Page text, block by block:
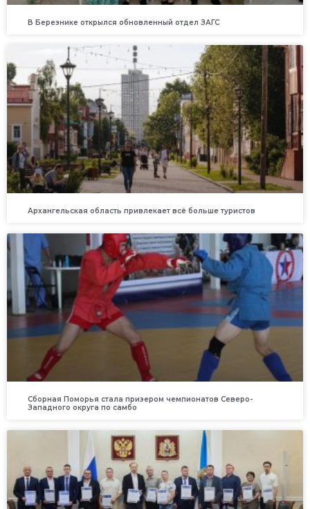
В Березнике открылся обновленный отдел ЗАГС
Архангельская область привлекает всё больше туристов
Сборная Поморья стала призером чемпионатов Северо-
Западного округа по самбо